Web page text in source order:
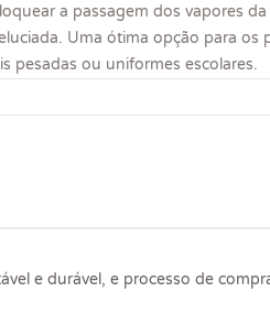
a passagem dos vapores
Uma ótima opção para os
pesadas ou uniformes escolares.
e durável, e processo de